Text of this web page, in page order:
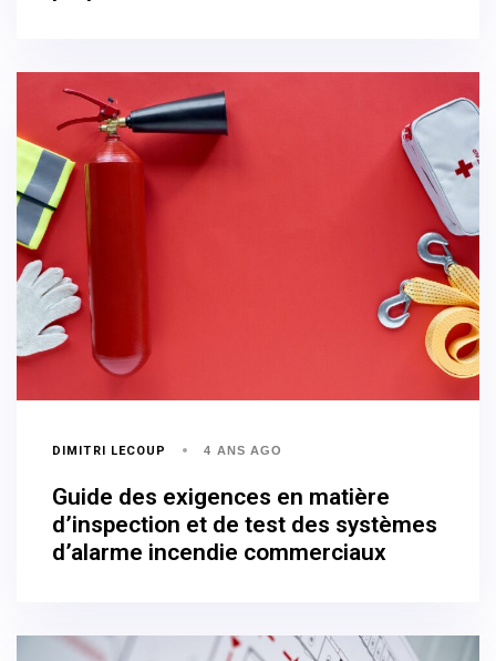
DIMITRI LECOUP 4 ANS AGO
Guide des exigences en matière
d’inspection et de test des systèmes
d’alarme incendie commerciaux